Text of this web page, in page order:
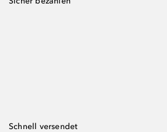
Schnell versendet